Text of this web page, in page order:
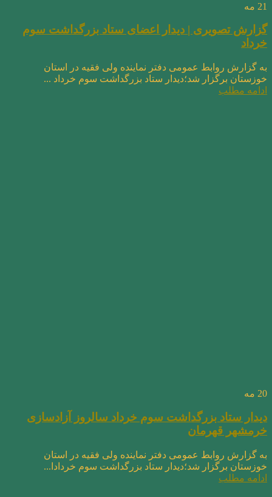
21 مه
گزارش تصویری | دیدار اعضای ستاد بزرگداشت سوم
خرداد
به گزارش روابط عمومی دفتر نماینده ولی فقیه در استان
خوزستان برگزار شد؛دیدار ستاد بزرگداشت سوم خرداد ...
ادامه مطلب
20 مه
دیدار ستاد بزرگداشت سوم خرداد سالروز آزادسازی
خرمشهر قهرمان
به گزارش روابط عمومی دفتر نماینده ولی فقیه در استان
خوزستان برگزار شد؛دیدار ستاد بزرگداشت سوم خردادا...
ادامه مطلب